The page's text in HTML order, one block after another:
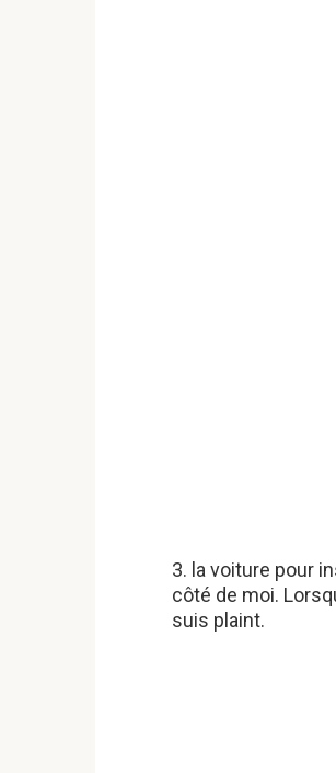
3. la voiture pour
côté de moi.
suis plaint.